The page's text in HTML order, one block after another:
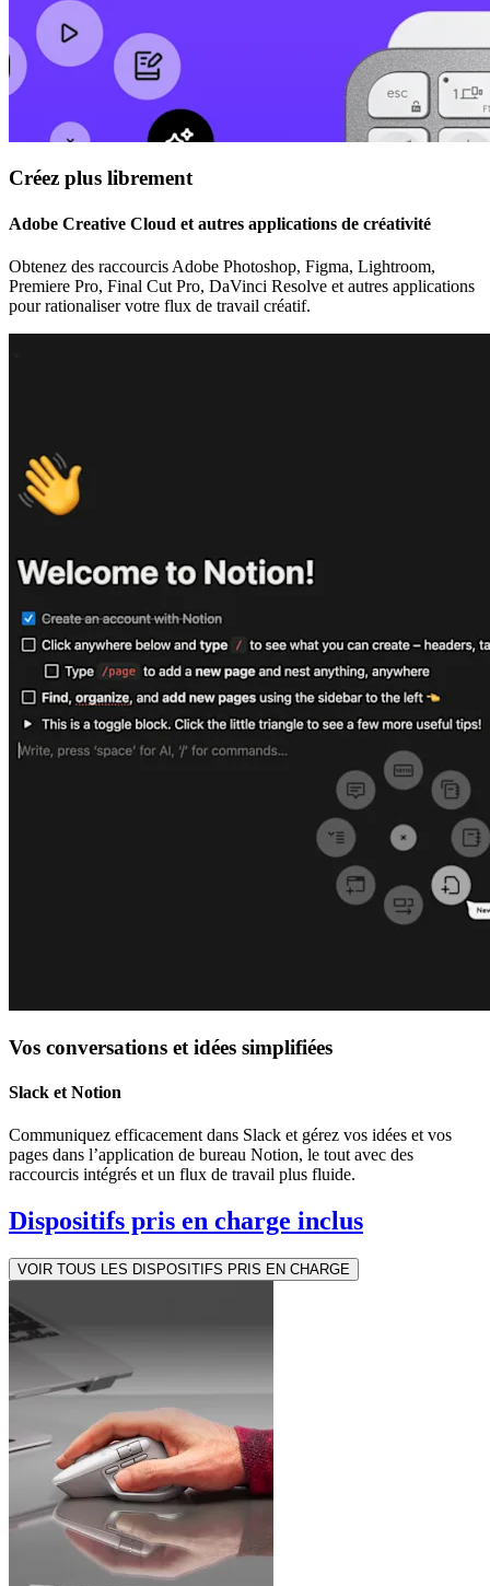
Créez plus librement
Adobe Creative Cloud et autres applications de créativité
Obtenez des raccourcis Adobe Photoshop, Figma, Lightroom,
Premiere Pro, Final Cut Pro, DaVinci Resolve et autres applications
pour rationaliser votre flux de travail créatif.
Vos conversations et idées simplifiées
Slack et Notion
Communiquez efficacement dans Slack et gérez vos idées et vos
pages dans l’application de bureau Notion, le tout avec des
raccourcis intégrés et un flux de travail plus fluide.
Dispositifs pris en charge inclus
VOIR TOUS LES DISPOSITIFS PRIS EN CHARGE